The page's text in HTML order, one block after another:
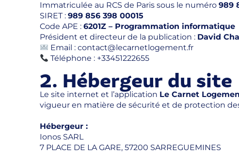
Immatriculée au RCS de Paris sous le numéro 989
SIRET : 989 856 398 00015
Code APE : 6201Z – Programmation informatique
Président et directeur de la publication : David
Email :contact@lecarnetlogement.fr
Téléphone : +33451222655
2. Hébergeur du site
Le site internet et l’application Le Carnet
vigueur en matière de sécurité et de protection
Hébergeur :
Ionos SARL
7 PLACE DE LA GARE, 57200 SARREGUEMINES